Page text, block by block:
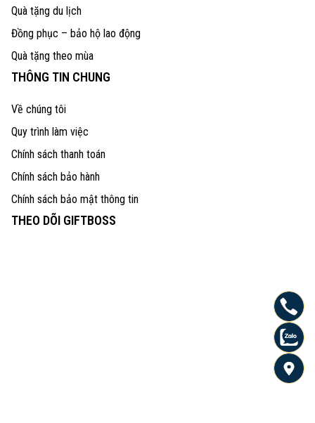
Quà tặng du lịch
Đồng phục – bảo hộ lao động
Quà tặng theo mùa
THÔNG TIN CHUNG
Về chúng tôi
Quy trình làm việc
Chính sách thanh toán
Chính sách bảo hành
Chính sách bảo mật thông tin
THEO DÕI GIFTBOSS